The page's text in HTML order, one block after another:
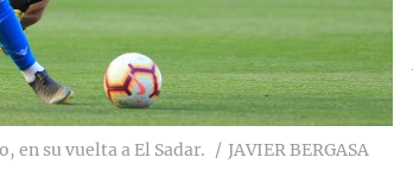
en su vuelta a El Sadar. JAVIER BERGASA